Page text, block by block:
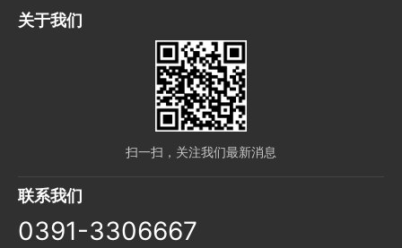
关于我们
扫一扫，关注我们最新消息
联系我们
0391-3306667